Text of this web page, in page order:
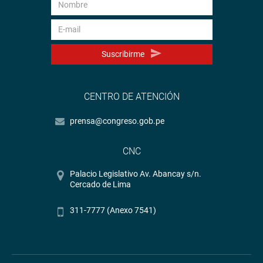
Suscribirme
CENTRO DE ATENCIÓN
prensa@congreso.gob.pe
CNC
Palacio Legislativo Av. Abancay s/n.
Cercado de Lima
311-7777 (Anexo 7541)